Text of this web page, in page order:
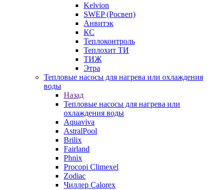
Kelvion
SWEP (Росвеп)
Анвитэк
КС
Теплоконтроль
Теплохит ТИ
ТИЖ
Этра
Тепловые насосы для нагрева или охлаждения
воды
Назад
Тепловые насосы для нагрева или
охлаждения воды
Aquaviva
AstralPool
Brilix
Fairland
Phnix
Procopi Climexel
Zodiac
Чиллер Calorex